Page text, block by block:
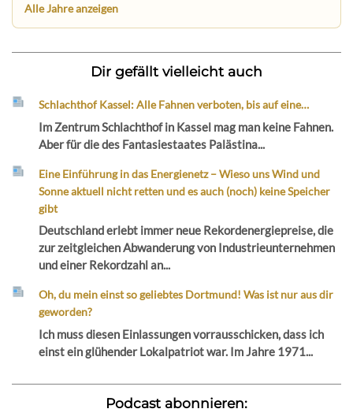
Alle Jahre anzeigen
Dir gefällt vielleicht auch
Schlachthof Kassel: Alle Fahnen verboten, bis auf eine…
Im Zentrum Schlachthof in Kassel mag man keine Fahnen.
Aber für die des Fantasiestaates Palästina...
Eine Einführung in das Energienetz – Wieso uns Wind und
Sonne aktuell nicht retten und es auch (noch) keine Speicher
gibt
Deutschland erlebt immer neue Rekordenergiepreise, die
zur zeitgleichen Abwanderung von Industrieunternehmen
und einer Rekordzahl an...
Oh, du mein einst so geliebtes Dortmund! Was ist nur aus dir
geworden?
Ich muss diesen Einlassungen vorrausschicken, dass ich
einst ein glühender Lokalpatriot war. Im Jahre 1971...
Podcast abonnieren: